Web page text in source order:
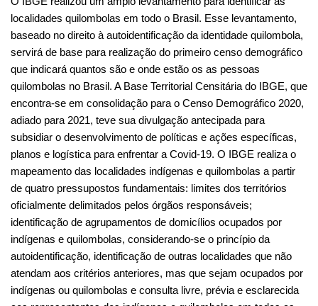
planos e logística para enfrentar a Covid-19. O IBGE realiza o
mapeamento das localidades indígenas e quilombolas a partir
de quatro pressupostos fundamentais: limites dos territórios
oficialmente delimitados pelos órgãos responsáveis;
identificação de agrupamentos de domicílios ocupados por
indígenas e quilombolas, considerando-se o princípio da
autoidentificação, identificação de outras localidades que não
atendam aos critérios anteriores, mas que sejam ocupados por
indígenas ou quilombolas e consulta livre, prévia e esclarecida
aos representantes dos indígenas e quilombolas em todas as
etapas do processo. Os agrupamentos quilombolas atualmente
cadastrados na Base Territorial do IBGE foram identificados a
partir de: (i) informações georreferenciadas de localidades,
coletadas por censos e pesquisas anteriores, principalmente o
Censo Agro 2017; (ii) bases de dados de órgãos
governamentais; (iii) outros registros administrativos
disponíveis; (iv) listagens e cadastros de organizações da
sociedade civil e (v) trabalhos de campo realizados pelas